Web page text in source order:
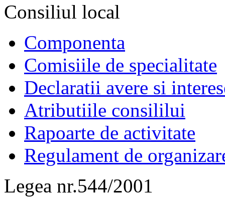
Consiliul local
Componenta
Comisiile de specialitate
Declaratii avere si
Atributiile consililui
Rapoarte de activitate
Regulament de
Legea nr.544/2001